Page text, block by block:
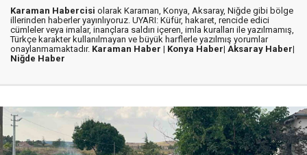
Karaman Habercisi olarak Karaman, Konya, Aksaray, Niğde gibi bölge
illerinden haberler yayınlıyoruz. UYARI: Küfür, hakaret, rencide edici
cümleler veya imalar, inançlara saldırı içeren, imla kuralları ile yazılmamış,
Türkçe karakter kullanılmayan ve büyük harflerle yazılmış yorumlar
onaylanmamaktadır. Karaman Haber | Konya Haber| Aksaray Haber|
Niğde Haber